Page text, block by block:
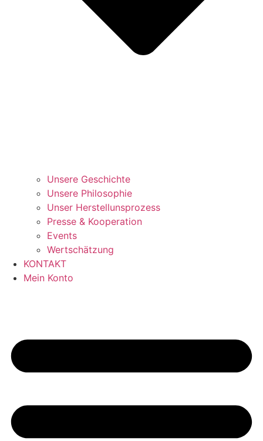
Unsere Geschichte
Unsere Philosophie
Unser Herstellunsprozess
Presse & Kooperation
Events
Wertschätzung
KONTAKT
Mein Konto